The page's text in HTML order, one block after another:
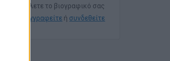
Για να στείλετε το βιογραφικό σας
εγγραφείτε ή συνδεθείτε